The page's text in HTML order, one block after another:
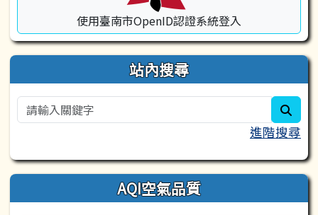
使用臺南市OpenID認證系統登入
站內搜尋
進階搜尋
AQI空氣品質